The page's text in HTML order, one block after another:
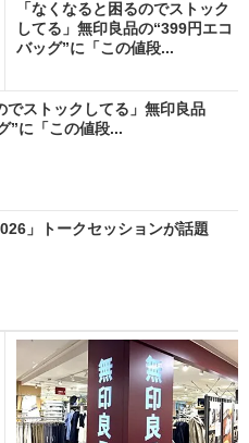
「なくなると困るのでストック
してる」無印良品の“399円エコ
バッグ”に「この値段...
でストックしてる」無印良品
”に「この値段...
」トークセッションが話題